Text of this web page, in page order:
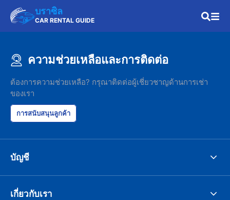
บราซิล
CAR RENTAL GUIDE
ความช่วยเหลือและการติดต่อ
ต้องการความช่วยเหลือ? กรุณาติดต่อผู้เชี่ยวชาญด้านการเช่า
ของเรา
การสนับสนุนลูกค้า
บัญชี
เกี่ยวกับเรา